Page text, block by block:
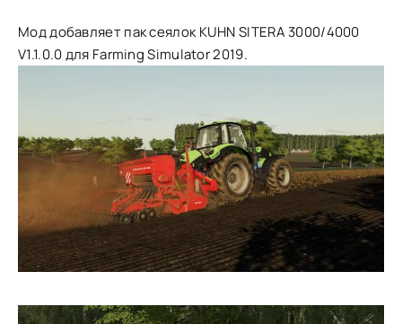
Мод добавляет пак сеялок KUHN SITERA 3000/4000
V1.1.0.0 для Farming Simulator 2019.